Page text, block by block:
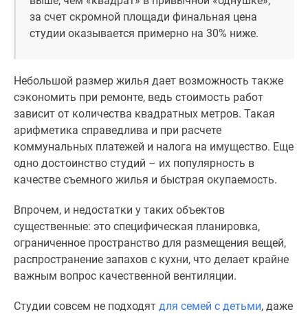
коттеджи
Коттеджные
поселки
Новой
Москве
Готовые
коттеджные
поселки
коттеджные
поселки
Коттеджные
поселки
Коттеджные
за счет скромной площади финальная цена
студии оказывается примерно на 30% ниже.
Небольшой размер жилья дает возможность также
сэкономить при ремонте, ведь стоимость работ
зависит от количества квадратных метров. Такая
арифметика справедлива и при расчете
коммунальных платежей и налога на имущество. Еще
одно достоинство студий – их популярность в
качестве съемного жилья и быстрая окупаемость.
Впрочем, и недостатки у таких объектов
существенные: это специфическая планировка,
ограниченное пространство для размещения вещей,
распространение запахов с кухни, что делает крайне
важным вопрос качественной вентиляции.
Студии совсем не подходят для семей с детьми, даже